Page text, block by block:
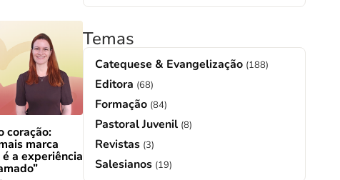
coração:
marca
a experiência
Temas
Catequese & Evangelização (188)
Editora (68)
Formação (84)
Pastoral Juvenil (8)
Revistas (3)
Salesianos (19)